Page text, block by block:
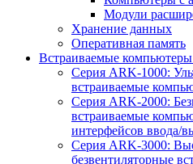
Модули
Хранение данных
Оперативная память
Встраиваемые компьютеры
Серия ARK-1000:
встраиваемые
Серия ARK-2000:
встраиваемые
интерфейсов ввода/
Серия ARK-3000:
безвентиляторные